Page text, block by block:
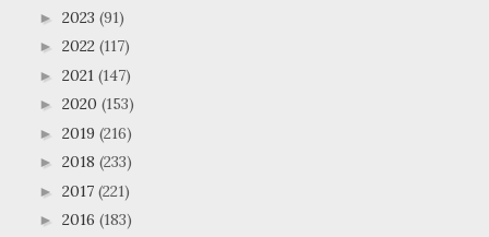
► 2023 (91)
► 2022 (117)
► 2021 (147)
► 2020 (153)
► 2019 (216)
► 2018 (233)
► 2017 (221)
► 2016 (183)